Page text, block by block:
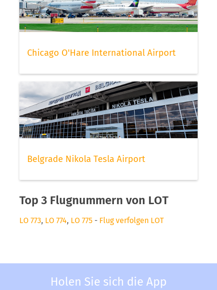
Chicago O'Hare International Airport
Belgrade Nikola Tesla Airport
Top 3 Flugnummern von LOT
LO 773, LO 774, LO 775 - Flug verfolgen LOT
Holen Sie sich die App